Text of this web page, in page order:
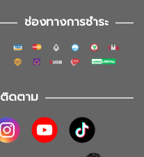
ช่องทางการชำระ
ดตาม